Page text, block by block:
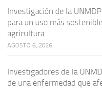
Investigación de la
para un uso más
agricultura
AGOSTO 6, 2026
Investigadores de la
de una enfermedad que